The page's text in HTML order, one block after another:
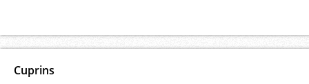
Cuprins